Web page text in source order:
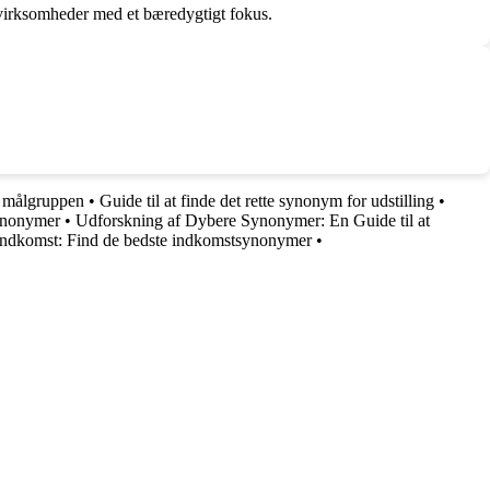
med et bæredygtigt fokus.
• Guide til at finde det rette synonym for udstilling •
• Udforskning af Dybere Synonymer: En Guide til at
Find de bedste indkomstsynonymer•